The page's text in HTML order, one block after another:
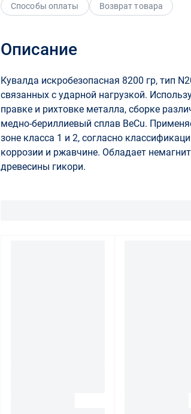
Способы оплаты
Возврат товара
Описание
Кувалда искробезопасная 8200 гр, тип
связанных с ударной нагрузкой.
правке и рихтовке металла, сборке
медно-бериллиевый сплав BeCu.
зоне класса 1 и 2, согласно
коррозии и ржавчине. Обладает
древесины гикори.